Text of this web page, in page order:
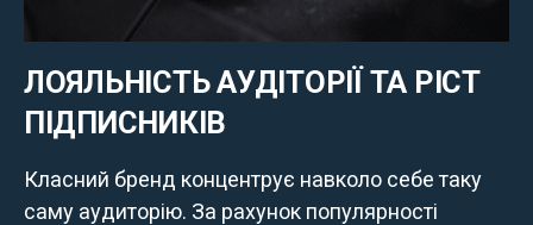
ЛОЯЛЬНІСТЬ АУДІТОРІЇ ТА РІСТ
ПІДПИСНИКІВ
Класний бренд концентрує навколо себе таку
саму аудиторію. За рахунок популярності